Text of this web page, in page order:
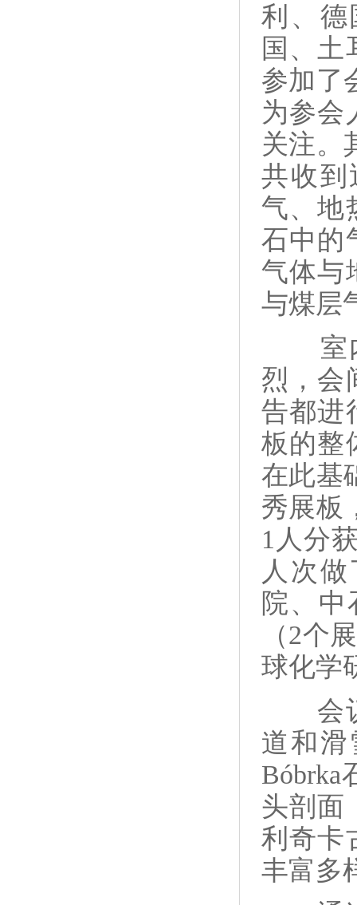
利、德
国、土
参加了
为参会
关注。
共收到
气、地
石中的
气体与
与煤层
室
烈，会
告都进
板的整
在此基
秀展板
1 人分
人次
院、
（2个
球化学
会
道和
Bóbrka
头剖面
利奇卡
丰富多